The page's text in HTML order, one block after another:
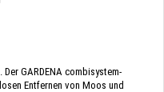
GARDENA combisystem-
Entfernen von Moos und